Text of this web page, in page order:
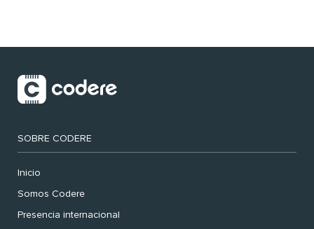
SOBRE CODERE
Inicio
Somos Codere
Presencia internacional